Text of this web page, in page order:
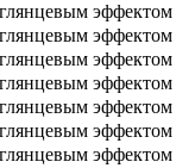
эффектом
эффектом
эффектом
эффектом
эффектом
эффектом
эффектом